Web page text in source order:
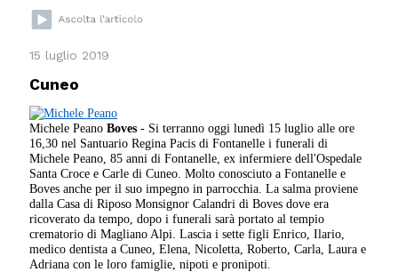
15 luglio 2019
Cuneo
Michele PeanoBoves - Si terranno oggi lunedì 15 luglio alle ore
16,30 nel Santuario Regina Pacis di Fontanelle i funerali di
Michele Peano, 85 anni di Fontanelle, ex infermiere dell'Ospedale
Santa Croce e Carle di Cuneo. Molto conosciuto a Fontanelle e
Boves anche per il suo impegno in parrocchia. La salma proviene
dalla Casa di Riposo Monsignor Calandri di Boves dove era
ricoverato da tempo, dopo i funerali sarà portato al tempio
crematorio di Magliano Alpi. Lascia i sette figli Enrico, Ilario,
medico dentista a Cuneo, Elena, Nicoletta, Roberto, Carla, Laura e
Adriana con le loro famiglie, nipoti e pronipoti.